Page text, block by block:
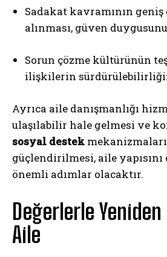
ABONE OL
Gizlilik politikasını
Sadakat kavramının geniş
alınması, güven
Sorun çözme kültürünün
ilişkilerin
Ayrıca aile danışmanlığı
ulaşılabilir hale gelmesi ve
sosyal destek
güçlendirilmesi, aile
önemli adımlar olacaktır.
Değerlerle
Aile